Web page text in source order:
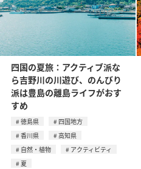
四国の夏旅：アクティブ派な
ら吉野川の川遊び、のんびり
派は豊島の離島ライフがおす
すめ
徳島県
四国地方
香川県
高知県
自然・植物
アクティビティ
夏